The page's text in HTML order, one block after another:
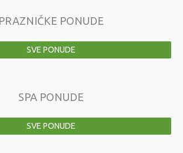
PRAZNIČKE PONUDE
SVE PONUDE
SPA PONUDE
SVE PONUDE